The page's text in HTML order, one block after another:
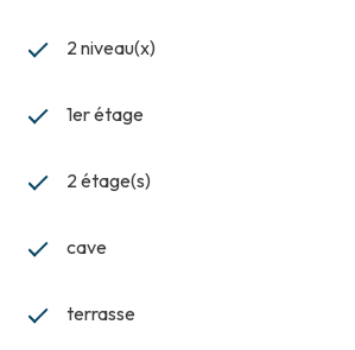
2 niveau(x)
1er étage
2 étage(s)
cave
terrasse